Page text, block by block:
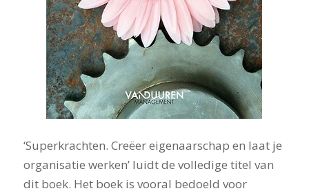
‘Superkrachten. Creëer eigenaarschap en laat je
organisatie werken’ luidt de volledige titel van
dit boek. Het boek is vooral bedoeld voor